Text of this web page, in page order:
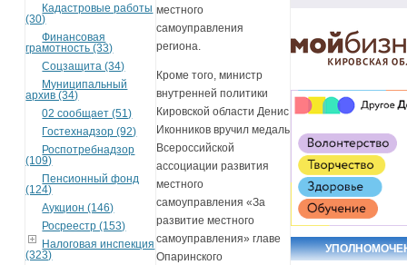
Кадастровые работы
(30)
Финансовая
грамотность (33)
Соцзащита (34)
Муниципальный
архив (34)
02 сообщает (51)
Гостехнадзор (92)
Роспотребнадзор
(109)
Пенсионный фонд
(124)
Аукцион (146)
Росреестр (153)
Налоговая инспекция
(323)
местного
самоуправления
региона.
Кроме того, министр
внутренней политики
Кировской области Денис
Иконников вручил медаль
Всероссийской
ассоциации развития
местного
самоуправления «За
развитие местного
самоуправления» главе
Опаринского